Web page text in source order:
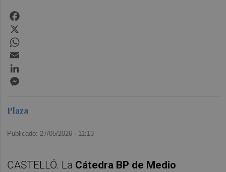
Plaza
Publicado: 27/05/2026 · 11:13
CASTELLÓ. La Cátedra BP de Medio